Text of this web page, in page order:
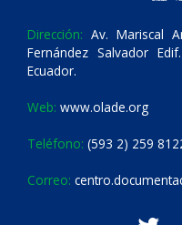
Dirección: Av. Mariscal
Fernández Salvador
Ecuador.
Web: www.olade.org
Teléfono: (593 2) 259
Correo: